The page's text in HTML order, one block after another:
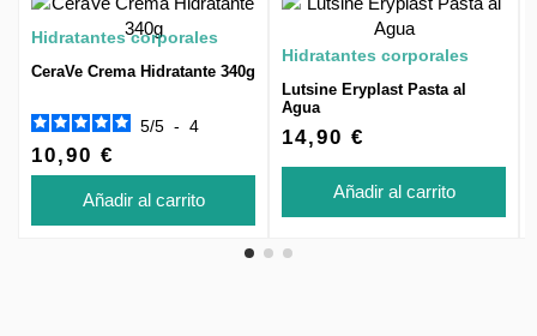
Hidratantes corporales
CeraVe Crema Hidratante 340g
5/5 - 4
10,90 €
Añadir al carrito
Hidratantes corporales
Lutsine Eryplast Pasta al
Agua
14,90 €
Añadir al carrito